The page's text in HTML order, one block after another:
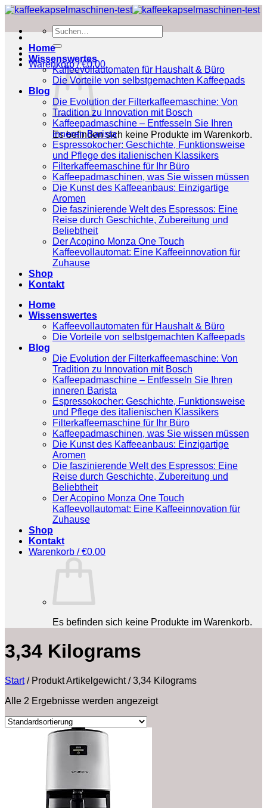
Zum
springen
Suchen
nach:
Warenkorb /€0.00
Es befinden sich keine Produkte im Warenkorb.
Home
Wissenswertes
Kaffeevollautomaten für Haushalt & Büro
Die Vorteile von selbstgemachten Kaffeepads
Blog
Die Evolution der Filterkaffeemaschine: Von
Tradition zu Innovation mit Bosch
Kaffeepadmaschine – Entfesseln Sie Ihren
inneren Barista
Espressokocher: Geschichte, Funktionsweise
und Pflege des italienischen Klassikers
Filterkaffeemaschine für Ihr Büro
Kaffeepadmaschinen, was Sie wissen müssen
Die Kunst des Kaffeeanbaus: Einzigartige
Aromen
Die faszinierende Welt des Espressos: Eine
Reise durch Geschichte, Zubereitung und
Beliebtheit
Der Acopino Monza One Touch
Kaffeevollautomat: Eine Kaffeeinnovation für
Zuhause
Shop
Kontakt
Home
Wissenswertes
Kaffeevollautomaten für Haushalt & Büro
Die Vorteile von selbstgemachten Kaffeepads
Blog
Die Evolution der Filterkaffeemaschine: Von
Tradition zu Innovation mit Bosch
Kaffeepadmaschine – Entfesseln Sie Ihren
inneren Barista
Espressokocher: Geschichte, Funktionsweise
und Pflege des italienischen Klassikers
Filterkaffeemaschine für Ihr Büro
Kaffeepadmaschinen, was Sie wissen müssen
Die Kunst des Kaffeeanbaus: Einzigartige
Aromen
Die faszinierende Welt des Espressos: Eine
Reise durch Geschichte, Zubereitung und
Beliebtheit
Der Acopino Monza One Touch
Kaffeevollautomat: Eine Kaffeeinnovation für
Zuhause
Shop
Kontakt
Warenkorb /€0.00
Es befinden sich keine Produkte im Warenkorb.
‎3,34 Kilograms
Start /Produkt Artikelgewicht/‎3,34 Kilograms
Alle 2 Ergebnisse werden angezeigt